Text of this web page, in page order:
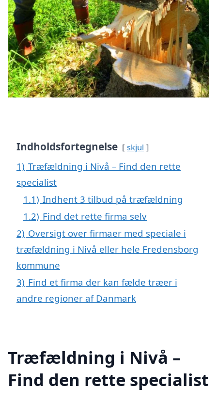
Indholdsfortegnelse skjul
1) Træfældning i Nivå – Find den rette
specialist
1.1) Indhent 3 tilbud på træfældning
1.2) Find det rette firma selv
2) Oversigt over firmaer med speciale i
træfældning i Nivå eller hele Fredensborg
kommune
3) Find et firma der kan fælde træer i
andre regioner af Danmark
Træfældning i Nivå –
Find den rette specialist